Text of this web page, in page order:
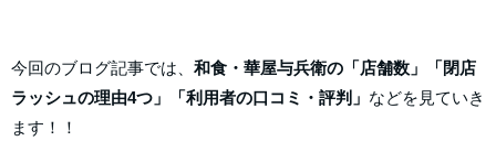
今回のブログ記事では、 和食・華屋与兵衛の「店舗数」「閉店
ラッシュの理由4つ」「利用者の口コミ・評判」 などを見ていき
ます！！